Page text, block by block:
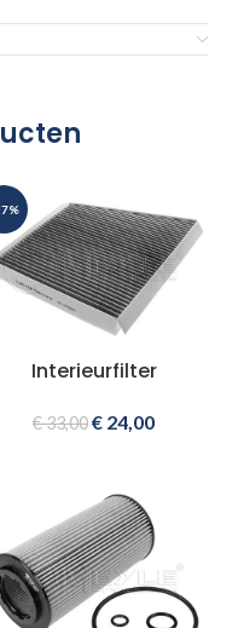
Interieurfilter
€33,00€ 24,00